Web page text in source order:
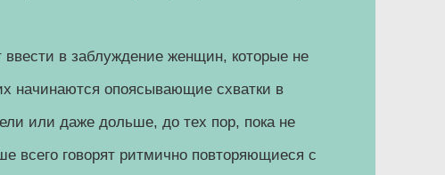
в заблуждение женщин, которые не
начинаются опоясывающие схватки в
или даже дольше, до тех пор, пока не
всего говорят ритмично повторяющиеся с